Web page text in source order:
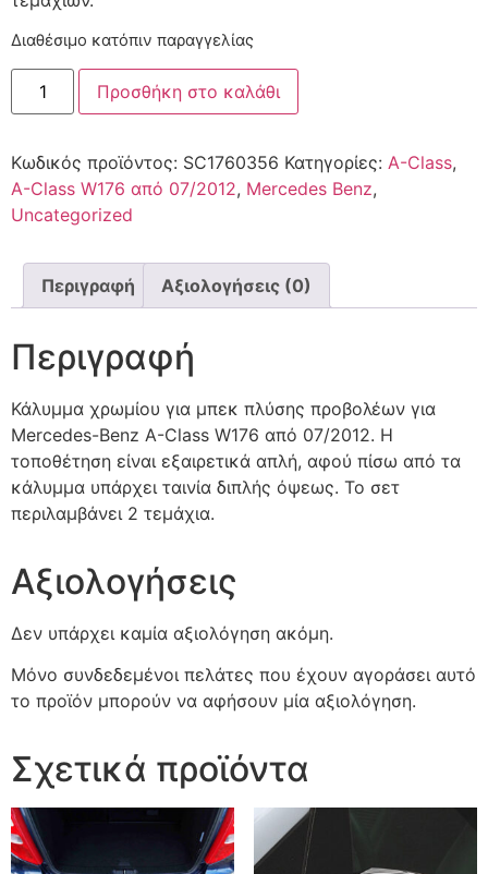
Διαθέσιμο κατόπιν παραγγελίας
Προσθήκη στο καλάθι
Κωδικός προϊόντος: SC1760356 Κατηγορίες: A-Class,
A-Class W176 από 07/2012, Mercedes Benz,
Uncategorized
Περιγραφή Αξιολογήσεις (0)
Περιγραφή
Κάλυμμα χρωμίου για μπεκ πλύσης προβολέων για
Mercedes-Benz A-Class W176 από 07/2012. Η
τοποθέτηση είναι εξαιρετικά απλή, αφού πίσω από τα
κάλυμμα υπάρχει ταινία διπλής όψεως. Το σετ
περιλαμβάνει 2 τεμάχια.
Αξιολογήσεις
Δεν υπάρχει καμία αξιολόγηση ακόμη.
Μόνο συνδεδεμένοι πελάτες που έχουν αγοράσει αυτό
το προϊόν μπορούν να αφήσουν μία αξιολόγηση.
Σχετικά προϊόντα